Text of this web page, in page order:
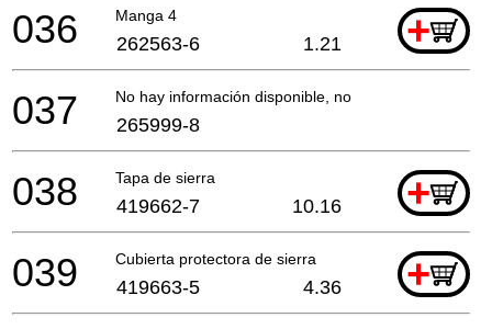
Manga 4 +
036 262563-6 1.21
No hay información disponible, no se puede pedir
037 265999-8
Tapa de sierra +
038 419662-7 10.16
Cubierta protectora de sierra +
039 419663-5 4.36